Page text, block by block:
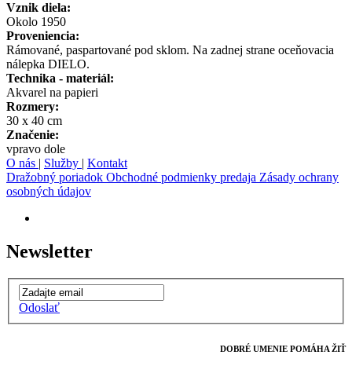
Vznik diela:
Okolo 1950
Proveniencia:
Rámované, paspartované pod sklom. Na zadnej strane oceňovacia
nálepka DIELO.
Technika - materiál:
Akvarel na papieri
Rozmery:
30 x 40 cm
Značenie:
vpravo dole
O nás | Služby | Kontakt
Dražobný poriadok Obchodné podmienky predaja Zásady ochrany
osobných údajov
Newsletter
Odoslať
DOBRÉ UMENIE POMÁHA ŽIŤ